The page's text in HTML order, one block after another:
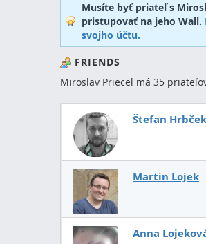
Musíte byť priateľ s
pristupovať na jeho Wall.
svojho účtu.
FRIENDS
Miroslav Priecel má 35
Štefan Hrbček
Martin Lojek
Anna